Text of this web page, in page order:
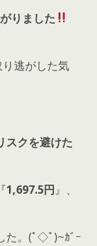
りました
り逃がした気
スクを避けた
1,697.5円』、
た。(ﾟ◇ﾟ)~ｶﾞｰ